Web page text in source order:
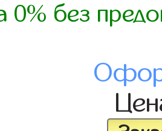
0% без